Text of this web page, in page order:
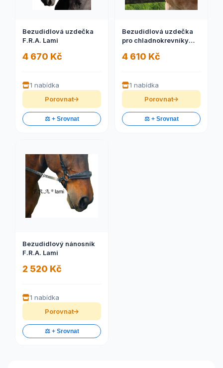
Bezudidlová uzdečka
F.R.A. Lami
4 670 Kč
1 nabídka
Porovnat
⚖️ + Srovnat
Bezudidlová uzdečka
pro chladnokrevníky
4 610 Kč
1 nabídka
Porovnat
⚖️ + Srovnat
Bezudidlový nánosník
F.R.A. Lami
2 520 Kč
1 nabídka
Porovnat
⚖️ + Srovnat